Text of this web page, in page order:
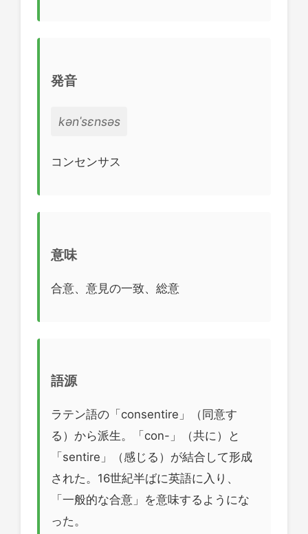
発音
kənˈsɛnsəs
コンセンサス
意味
合意、意見の一致、総意
語源
ラテン語の「consentire」（同意す
る）から派生。「con-」（共に）と
「sentire」（感じる）が結合して形成
された。16世紀半ばに英語に入り、
「一般的な合意」を意味するようにな
った。